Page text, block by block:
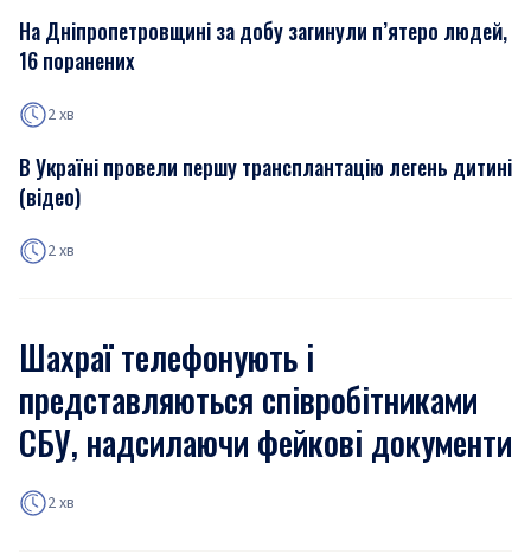
На Дніпропетровщині за добу загинули п’ятеро людей,
16 поранених
2 хв
В Україні провели першу трансплантацію легень дитині
(відео)
2 хв
Шахраї телефонують і
представляються співробітниками
СБУ, надсилаючи фейкові документи
2 хв